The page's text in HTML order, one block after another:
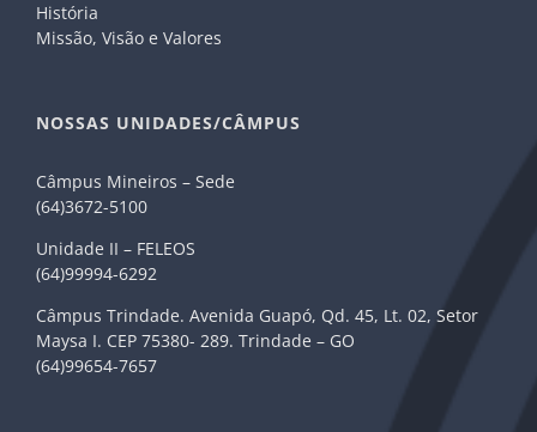
História
Missão, Visão e Valores
NOSSAS UNIDADES/CÂMPUS
Câmpus Mineiros – Sede
(64)3672-5100
Unidade II – FELEOS
(64)99994-6292
Câmpus Trindade. Avenida Guapó, Qd. 45, Lt. 02, Setor
Maysa I. CEP 75380- 289. Trindade – GO
(64)99654-7657